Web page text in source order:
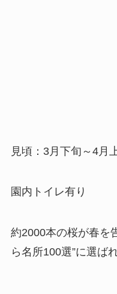
見頃：3月下旬～4月
園内トイレ有り
約2000本の桜が春を
ら名所100選”に選ば